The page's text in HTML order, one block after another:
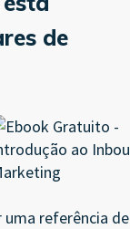
de
uma referência de